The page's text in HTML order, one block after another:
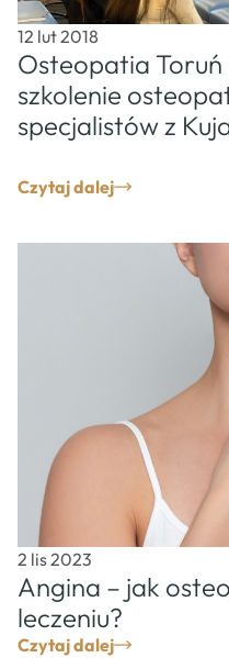
12 lut 2018
Osteopatia Toruń
szkolenie
specjalistów z
Czytaj dalej
2 lis 2023
Angina – jak
leczeniu?
Czytaj dalej